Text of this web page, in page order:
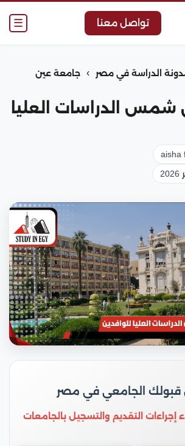
☰ تواصل معنا
الدراسة في مصر ›
جامعة عين
شمس الدراسات العليا
aisha
قبولك الجامعي في مصر
إجراءات التقديم والتسجيل بالجامعات